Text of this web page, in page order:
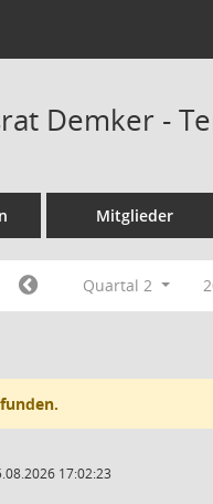
Demker -
Mitglieder
Quartal 2
17:02:23